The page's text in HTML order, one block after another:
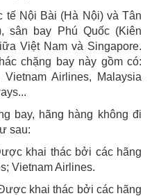
tế Nội Bài (Hà Nội) và Tân
sân bay Phú Quốc (Kiên
Việt Nam và Singapore.
chặng bay này gồm có:
Airlines, Malaysia
bay, hãng hàng không đi
sau:
khai thác bởi các hãng
Vietnam Airlines.
khai thác bởi các hãng